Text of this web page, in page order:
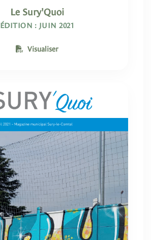
Le Sury'Quoi
ÉDITION : JUIN 2021
Visualiser